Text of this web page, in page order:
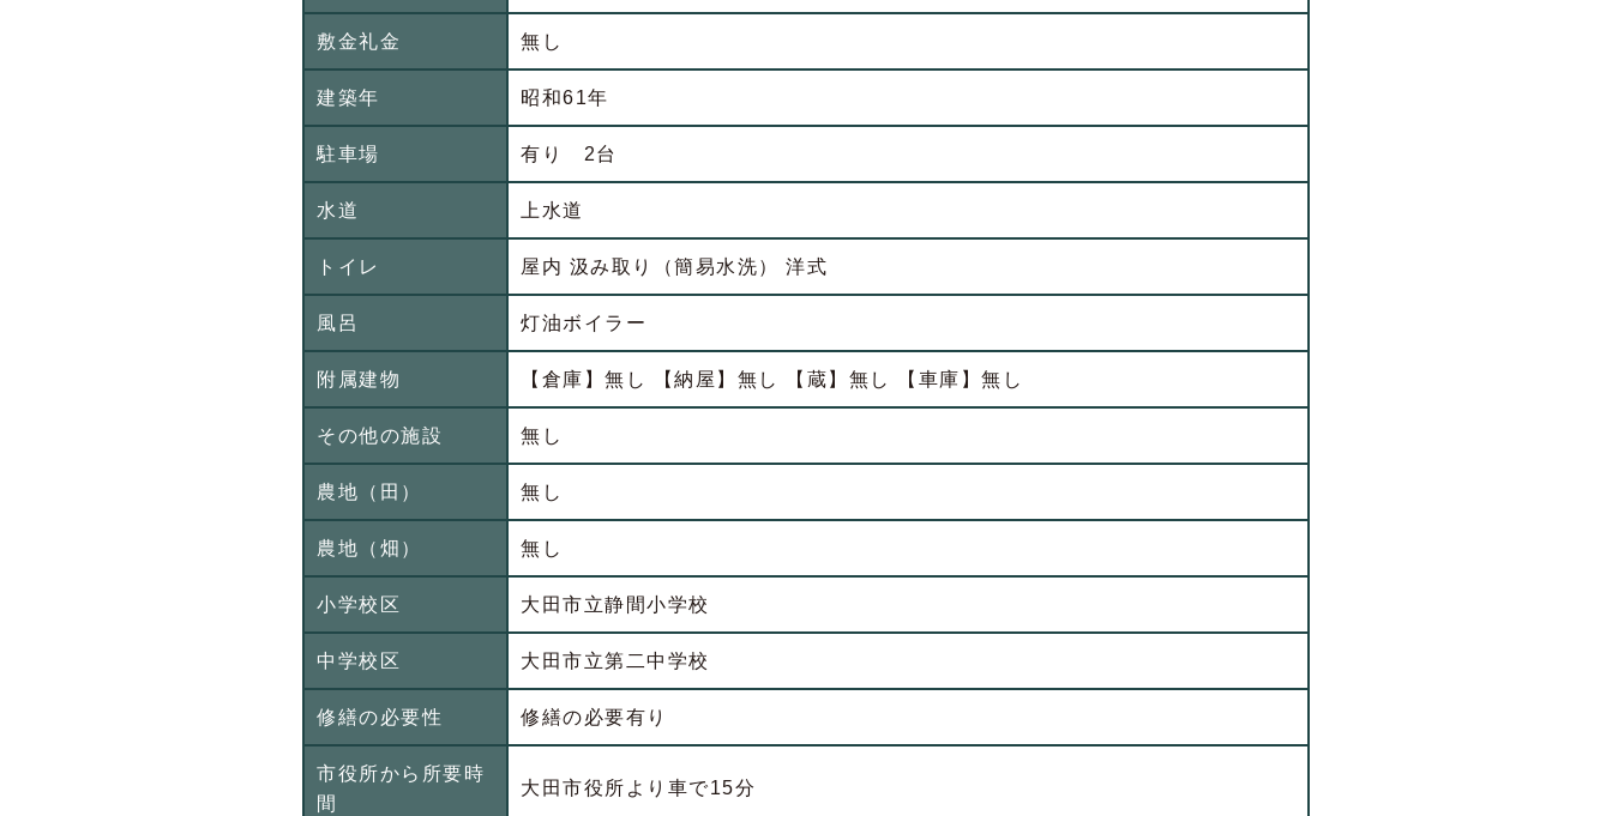
敷金礼金 無し
建築年 昭和61年
駐車場 有り 2台
水道 上水道
トイレ 屋内 汲み取り（簡易水洗） 洋式
風呂 灯油ボイラー
附属建物 【倉庫】無し 【納屋】無し 【蔵】無し 【車庫】無し
その他の施設 無し
農地（田） 無し
農地（畑） 無し
小学校区 大田市立静間小学校
中学校区 大田市立第二中学校
修繕の必要性 修繕の必要有り
市役所から所要時
間
大田市役所より車で15分